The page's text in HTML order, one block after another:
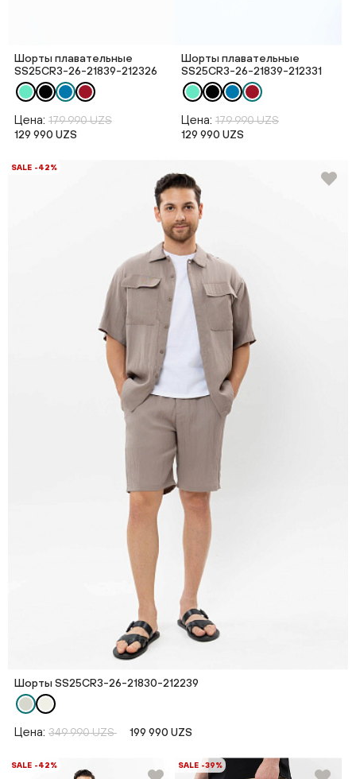
Шорты плавательные
SS25CR3-26-21839-212326
Цена: 179 990 UZS
129 990 UZS
Шорты плавательные
SS25CR3-26-21839-212331
Цена: 179 990 UZS
129 990 UZS
SALE -42%
Шорты SS25CR3-26-21830-212239
Цена: 349 990 UZS 199 990 UZS
SALE -42% SALE -39%